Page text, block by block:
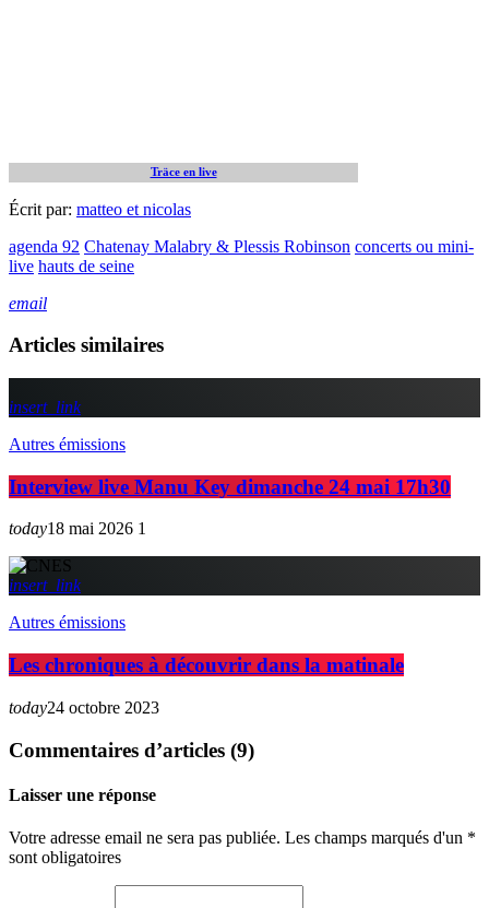
Träce en live
Écrit par: matteo et nicolas
agenda 92 Chatenay Malabry & Plessis Robinson concerts ou mini-
live hauts de seine
email
Articles similaires
insert_link
Autres émissions
Interview live Manu Key dimanche 24 mai 17h30
today18 mai 2026 1
insert_link
Autres émissions
Les chroniques à découvrir dans la matinale
today24 octobre 2023
Commentaires d’articles (9)
Laisser une réponse
Votre adresse email ne sera pas publiée. Les champs marqués d'un *
sont obligatoires